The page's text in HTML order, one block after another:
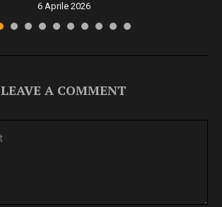
6 Aprile 2026
LEAVE A COMMENT